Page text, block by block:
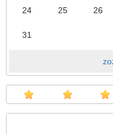
24 25 26
31